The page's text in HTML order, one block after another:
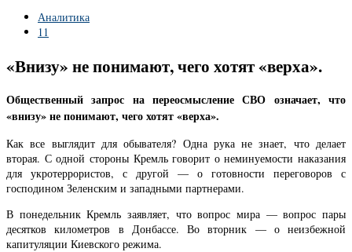
Аналитика
11
«Внизу» не понимают, чего хотят «верха».
Общественный запрос на переосмысление СВО означает, что
«внизу» не понимают, чего хотят «верха».
Как все выглядит для обывателя? Одна рука не знает, что делает
вторая. С одной стороны Кремль говорит о неминуемости наказания
для укротеррористов, с другой — о готовности переговоров с
господином Зеленским и западными партнерами.
В понедельник Кремль заявляет, что вопрос мира — вопрос пары
десятков километров в Донбассе. Во вторник — о неизбежной
капитуляции Киевского режима.